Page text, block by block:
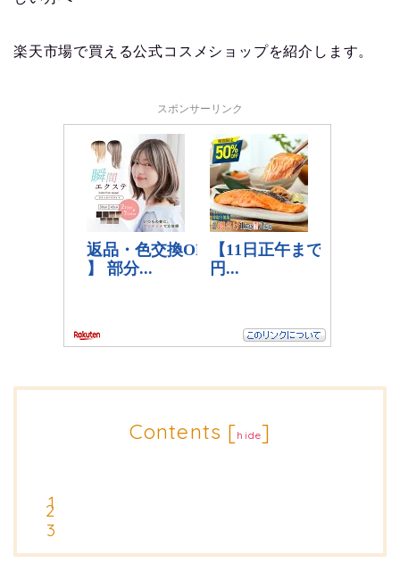
楽天市場で買える公式コスメショップを紹介します。
スポンサーリンク
Contents [hide]